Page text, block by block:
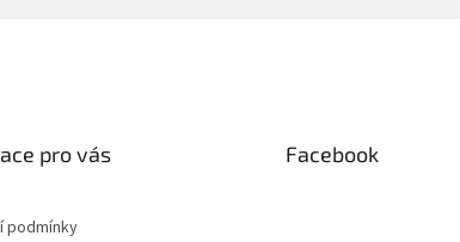
pro vás
podmínky
Facebook